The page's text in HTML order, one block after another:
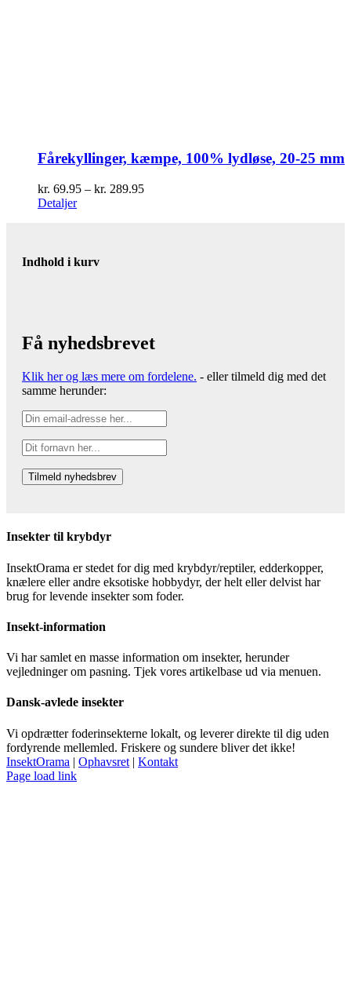
Fårekyllinger, kæmpe, 100% lydløse, 20-25 mm
kr. 69.95 – kr. 289.95Prisinterval:
Detaljer
Indhold i kurv
Få nyhedsbrevet
Klik her og læs mere om fordelene. - eller tilmeld dig med det
samme herunder:
Insekter til krybdyr
InsektOrama er stedet for dig med krybdyr/reptiler, edderkopper,
knælere eller andre eksotiske hobbydyr, der helt eller delvist har
brug for levende insekter som foder.
Insekt-information
Vi har samlet en masse information om insekter, herunder
vejledninger om pasning. Tjek vores artikelbase ud via menuen.
Dansk-avlede insekter
Vi opdrætter foderinsekterne lokalt, og leverer direkte til dig uden
fordyrende mellemled. Friskere og sundere bliver det ikke!
InsektOrama | Ophavsret | Kontakt
Facebook
Page load link